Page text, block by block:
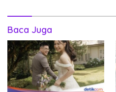
Baca Juga